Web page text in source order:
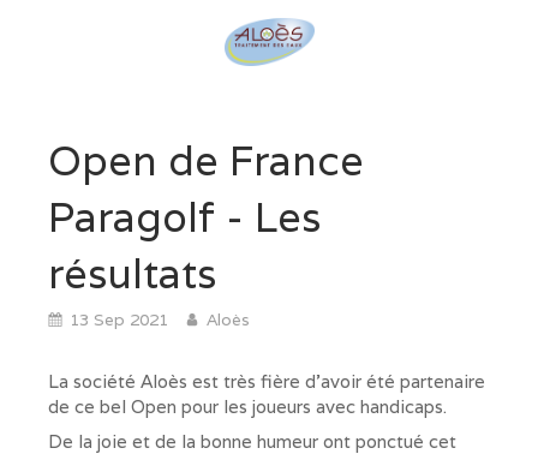
Open de France
Paragolf - Les
résultats
13 Sep 2021 Aloès
La société Aloès est très fière d'avoir été partenaire
de ce bel Open pour les joueurs avec handicaps.
De la joie et de la bonne humeur ont ponctué cet